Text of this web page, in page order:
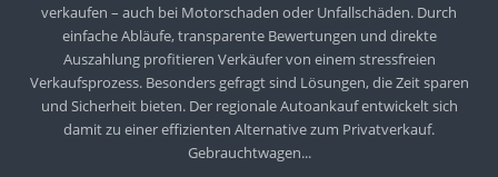
verkaufen – auch bei Motorschaden oder Unfallschäden. Durch
einfache Abläufe, transparente Bewertungen und direkte
Auszahlung profitieren Verkäufer von einem stressfreien
Verkaufsprozess. Besonders gefragt sind Lösungen, die Zeit sparen
und Sicherheit bieten. Der regionale Autoankauf entwickelt sich
damit zu einer effizienten Alternative zum Privatverkauf.
Gebrauchtwagen...